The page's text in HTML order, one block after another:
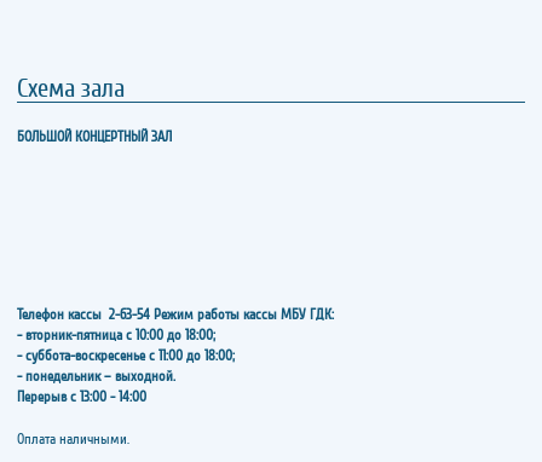
Схема зала
БОЛЬШОЙ КОНЦЕРТНЫЙ ЗАЛ
Телефон кассы 2-63-54 Режим работы кассы МБУ ГДК:
- вторник-пятница с 10:00 до 18:00;
- суббота-воскресенье с 11:00 до 18:00;
- понедельник – выходной.
Перерыв с 13:00 - 14:00
​​​​​​​Оплата наличными.